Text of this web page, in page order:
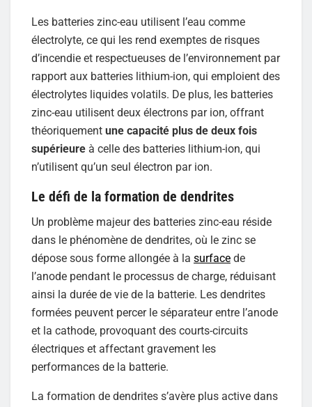
Les batteries zinc-eau utilisent l’eau comme
électrolyte, ce qui les rend exemptes de risques
d’incendie et respectueuses de l’environnement par
rapport aux batteries lithium-ion, qui emploient des
électrolytes liquides volatils. De plus, les batteries
zinc-eau utilisent deux électrons par ion, offrant
théoriquement une capacité plus de deux fois
supérieure à celle des batteries lithium-ion, qui
n’utilisent qu’un seul électron par ion.
Le défi de la formation de dendrites
Un problème majeur des batteries zinc-eau réside
dans le phénomène de dendrites, où le zinc se
dépose sous forme allongée à la surface de
l’anode pendant le processus de charge, réduisant
ainsi la durée de vie de la batterie. Les dendrites
formées peuvent percer le séparateur entre l’anode
et la cathode, provoquant des courts-circuits
électriques et affectant gravement les
performances de la batterie.
La formation de dendrites s’avère plus active dans